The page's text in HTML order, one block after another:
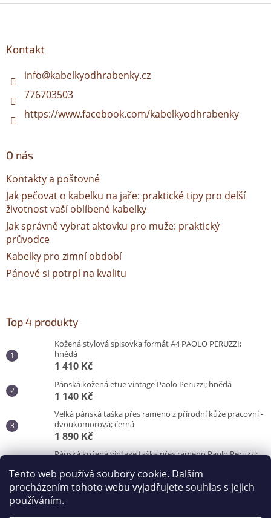
Tento web používá soubory cookie. Dalším
procházením tohoto webu vyjadřujete souhlas s jejich
používáním.
Kontakt
info@kabelkyodhrabenky.cz
776703503
https://www.facebook.com/kabelkyodhrabenky
O nás
Kontakty a poštovné
Jak pečovat o kabelku na jaře: praktické tipy pro delší
životnost vaší oblíbené kabelky
Jak správně vybrat aktovku pro muže: praktický
průvodce
Kabelky pro zimní období
Pánové si potrpí na kvalitu
Top 4 produkty
Kožená stylová spisovka formát A4 PAOLO PERUZZI;
hnědá
1 410 Kč
Pánská kožená etue vintage Paolo Peruzzi; hnědá
1 140 Kč
Velká pánská taška přes rameno z přírodní kůže pracovní -
dvoukomorová; černá
1 890 Kč
Pánská kožená vintage taška přes rameno Paolo Peruzzi;
3 100 Kč